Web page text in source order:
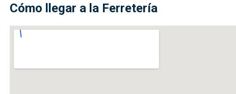
Cómo llegar a la Ferretería